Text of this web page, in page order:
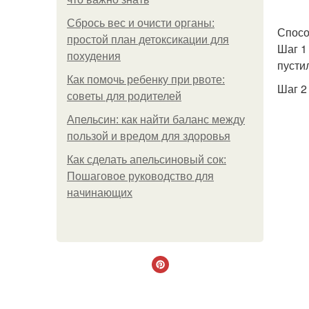
Сбрось вес и очисти органы:
простой план детоксикации для
похудения
Как помочь ребенку при рвоте:
советы для родителей
Апельсин: как найти баланс между
пользой и вредом для здоровья
Как сделать апельсиновый сок:
Пошаговое руководство для
начинающих
Шаг 1
Шаг 2